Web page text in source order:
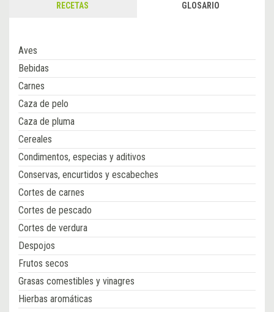
RECETAS GLOSARIO
Aves
Bebidas
Carnes
Caza de pelo
Caza de pluma
Cereales
Condimentos, especias y aditivos
Conservas, encurtidos y escabeches
Cortes de carnes
Cortes de pescado
Cortes de verdura
Despojos
Frutos secos
Grasas comestibles y vinagres
Hierbas aromáticas